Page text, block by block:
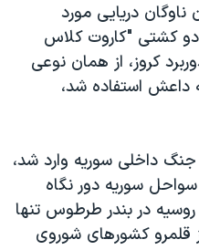
دریایی مورد
دو کشتی "کاروت کلاس
کروز، از همان نوعی
داعش استفاده شد،
جنگ داخلی سوریه وارد شد،
سواحل سوریه دور نگاه
در بندر طرطوس تنها
قلمرو کشورهای شوروی